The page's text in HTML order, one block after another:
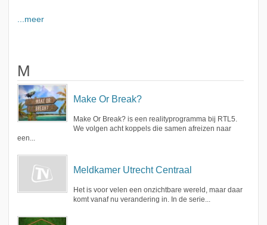
...meer
M
Make Or Break?
Make Or Break? is een realityprogramma bij RTL5.
We volgen acht koppels die samen afreizen naar
een...
Meldkamer Utrecht Centraal
Het is voor velen een onzichtbare wereld, maar daar
komt vanaf nu verandering in. In de serie...